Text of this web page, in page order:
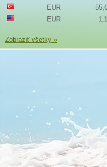
EUR
EUR
Zobraziť všetky »